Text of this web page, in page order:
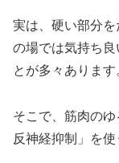
実は、硬い部分
の場では気持ち
とが多々あります
そこで、筋肉の
反神経抑制」を使